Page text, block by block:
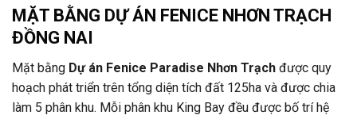
MẶT BẰNG DỰ ÁN FENICE NHƠN TRẠCH
ĐỒNG NAI
Mặt bằng Dự án Fenice Paradise Nhơn Trạch được quy
hoạch phát triển trên tổng diện tích đất 125ha và được chia
làm 5 phân khu. Mỗi phân khu King Bay đều được bố trí hệ